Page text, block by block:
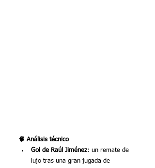
🧠 Análisis técnico
Gol de Raúl Jiménez: un remate de
lujo tras una gran jugada de